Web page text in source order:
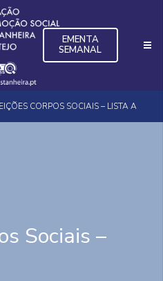
EMENTA
SEMANAL
CORPOS SOCIAIS – LISTA A
Sociais –